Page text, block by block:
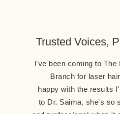
Trusted Voices,
I've been coming to The
Branch for laser
happy with the results
to Dr. Saima, she's so